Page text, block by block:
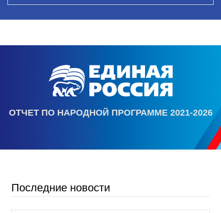
ОТЧЕТ ПО НАРОДНОЙ ПРОГРАММЕ 2021-2026
Последние новости